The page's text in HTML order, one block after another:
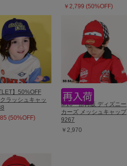
￥2,799 (50%OFF)
】50%OFF
ラッシュキャッ
(50%OFF)
6/10一部再販 ディズニー
カーズ メッシュキャップ
9267
￥2,970